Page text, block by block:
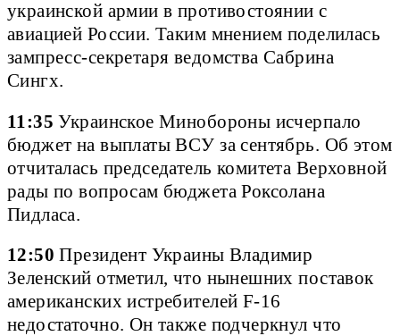
украинской армии в противостоянии с
авиацией России. Таким мнением поделилась
зампресс-секретаря ведомства Сабрина
Сингх.
11:35 Украинское Минобороны исчерпало
бюджет на выплаты ВСУ за сентябрь. Об этом
отчиталась председатель комитета Верховной
рады по вопросам бюджета Роксолана
Пидласа.
12:50 Президент Украины Владимир
Зеленский отметил, что нынешних поставок
американских истребителей F-16
недостаточно. Он также подчеркнул что